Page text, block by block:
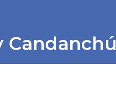
Candanchú